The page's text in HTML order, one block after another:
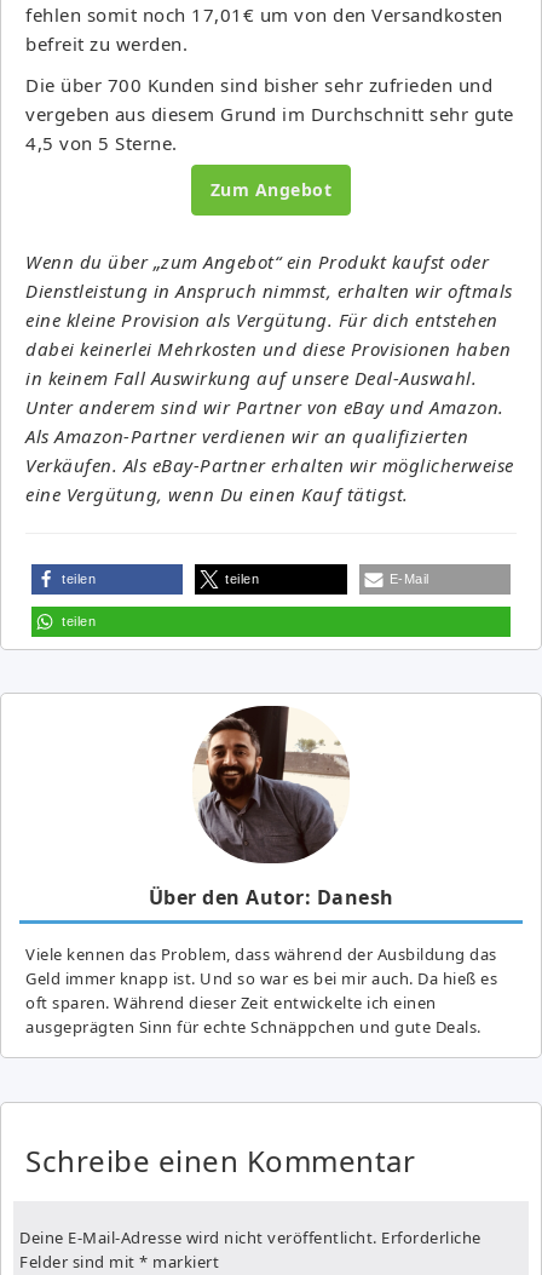
fehlen somit noch 17,01€ um von den Versandkosten
befreit zu werden.
Die über 700 Kunden sind bisher sehr zufrieden und
vergeben aus diesem Grund im Durchschnitt sehr gute
4,5 von 5 Sterne.
Zum Angebot
Wenn du über „zum Angebot“ ein Produkt kaufst oder
Dienstleistung in Anspruch nimmst, erhalten wir oftmals
eine kleine Provision als Vergütung. Für dich entstehen
dabei keinerlei Mehrkosten und diese Provisionen haben
in keinem Fall Auswirkung auf unsere Deal-Auswahl.
Unter anderem sind wir Partner von eBay und Amazon.
Als Amazon-Partner verdienen wir an qualifizierten
Verkäufen. Als eBay-Partner erhalten wir möglicherweise
eine Vergütung, wenn Du einen Kauf tätigst.
teilen teilen E-Mail
teilen
Über den Autor: Danesh
Viele kennen das Problem, dass während der Ausbildung das
Geld immer knapp ist. Und so war es bei mir auch. Da hieß es
oft sparen. Während dieser Zeit entwickelte ich einen
ausgeprägten Sinn für echte Schnäppchen und gute Deals.
Schreibe einen Kommentar
Deine E-Mail-Adresse wird nicht veröffentlicht. Erforderliche
Felder sind mit * markiert